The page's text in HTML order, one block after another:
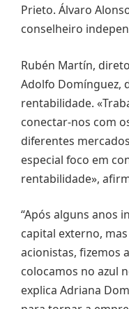
Prieto. Álvaro
conselheiro
Rubén Martín,
Adolfo Domínguez,
rentabilidade.
conectar-nos com
diferentes
especial foco em
rentabilidade»,
“Após alguns anos
capital externo,
acionistas, fizemos
colocamos no azul
explica Adriana